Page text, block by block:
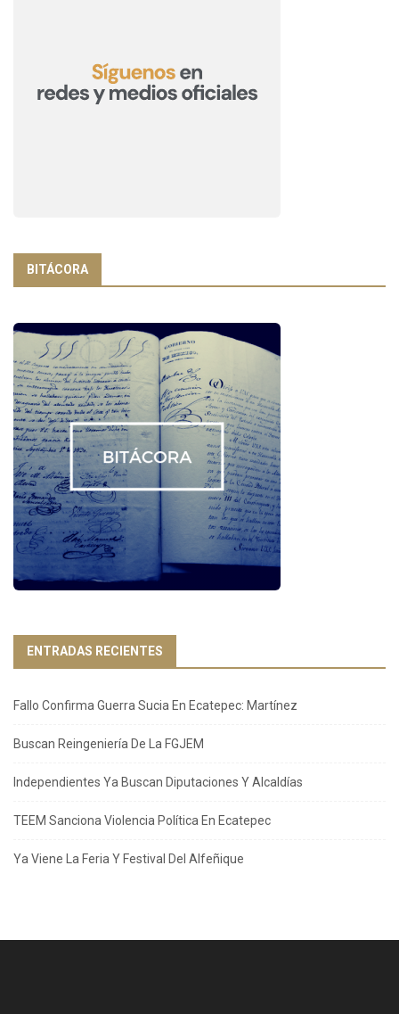
BITÁCORA
ENTRADAS RECIENTES
Fallo Confirma Guerra Sucia En Ecatepec: Martínez
Buscan Reingeniería De La FGJEM
Independientes Ya Buscan Diputaciones Y Alcaldías
TEEM Sanciona Violencia Política En Ecatepec
Ya Viene La Feria Y Festival Del Alfeñique